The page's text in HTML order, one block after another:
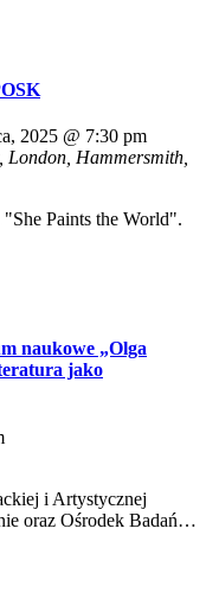
2025 @ 7:30 pm
London, Hammersmith,
Paints the World".
naukowe „Olga
jako
i Artystycznej
oraz Ośrodek Badań…